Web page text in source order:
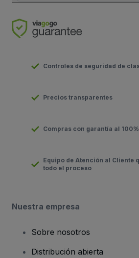
Controles de seguridad de
Precios transparentes
Compras con garantía al 100%
Equipo de Atención al Cliente
todo el proceso
Nuestra empresa
Sobre nosotros
Distribución abierta